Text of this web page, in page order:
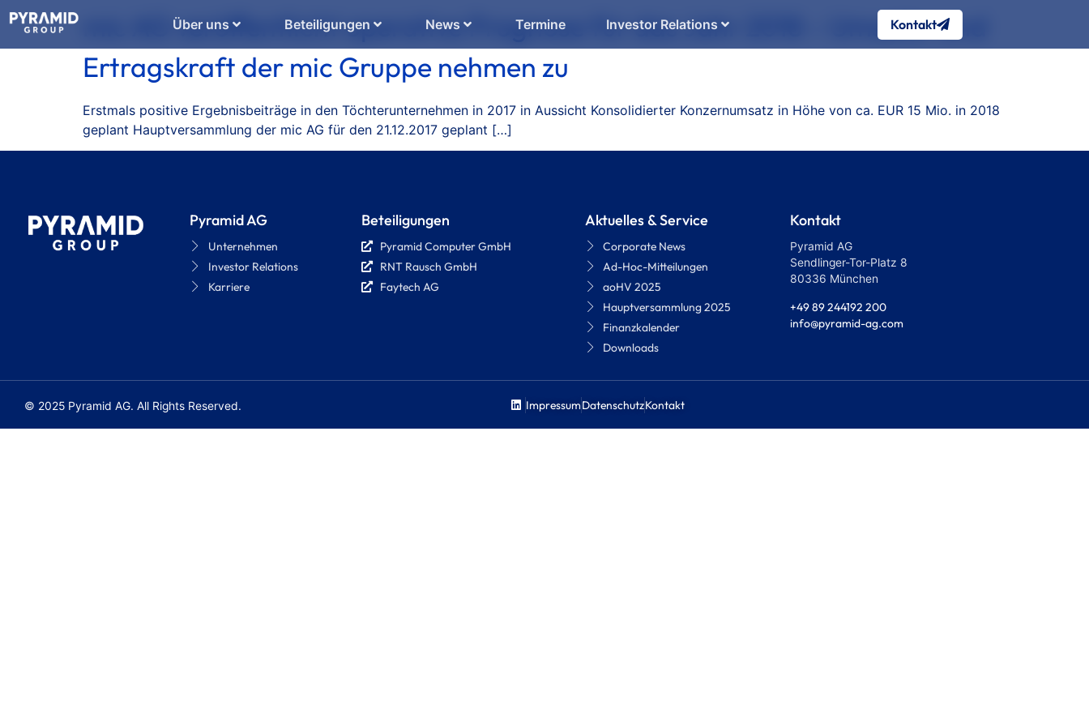
Über uns Beteiligungen News Termine Investor Relations Kontakt
mic AG veröffentlicht operative Prognose für das Jahr 2018 – Umsatz- und
Ertragskraft der mic Gruppe nehmen zu
Erstmals positive Ergebnisbeiträge in den Töchterunternehmen in 2017 in Aussicht Konsolidierter Konzernumsatz in Höhe von ca. EUR 15 Mio. in 2018
geplant Hauptversammlung der mic AG für den 21.12.2017 geplant […]
Pyramid AG
Unternehmen
Investor Relations
Karriere
Beteiligungen
Pyramid Computer GmbH
RNT Rausch GmbH
Faytech AG
Aktuelles & Service
Corporate News
Ad-Hoc-Mitteilungen
aoHV 2025
Hauptversammlung 2025
Finanzkalender
Downloads
Kontakt
Pyramid AG
Sendlinger-Tor-Platz 8
80336 München
+49 89 244192 200
info@pyramid-ag.com
© 2025 Pyramid AG. All Rights Reserved. ImpressumDatenschutzKontakt